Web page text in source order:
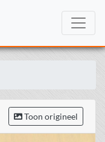
Toon origineel